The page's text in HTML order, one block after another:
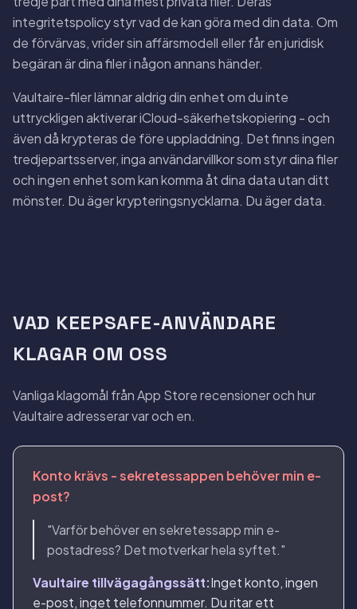
integritetspolicy styr vad de kan göra med din data. Om
de förvärvas, vrider sin affärsmodell eller får en juridisk
begäran är dina filer i någon annans händer.
Vaultaire-filer lämnar aldrig din enhet om du inte
uttryckligen aktiverar iCloud-säkerhetskopiering - och
även då krypteras de före uppladdning. Det finns ingen
tredjepartsserver, inga användarvillkor som styr dina filer
och ingen enhet som kan komma åt dina data utan ditt
mönster. Du äger krypteringsnycklarna. Du äger data.
VAD KEEPSAFE-ANVÄNDARE
KLAGAR OM OSS
Vanliga klagomål från App Store recensioner och hur
Vaultaire adresserar var och en.
Konto krävs - sekretessappen behöver min e-
post?
"Varför behöver en sekretessapp min e-
postadress? Det motverkar hela syftet."
Vaultaire tillvägagångssätt:Inget konto, ingen
e-post, inget telefonnummer. Du ritar ett